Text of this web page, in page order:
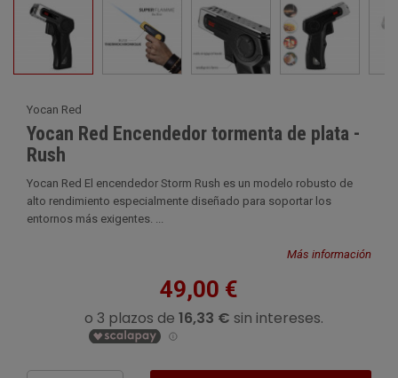
Yocan Red
Yocan Red Encendedor tormenta de plata -
Rush
Yocan Red El encendedor Storm Rush es un modelo robusto de
alto rendimiento especialmente diseñado para soportar los
entornos más exigentes. ...
Más información
49,00 €